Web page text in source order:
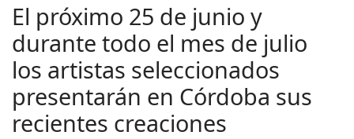
El próximo 25 de junio y
durante todo el mes de julio
los artistas seleccionados
presentarán en Córdoba sus
recientes creaciones